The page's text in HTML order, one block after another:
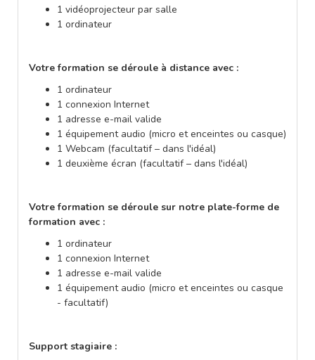
1 vidéoprojecteur par salle
1 ordinateur
Votre formation se déroule à distance avec :
1 ordinateur
1 connexion Internet
1 adresse e-mail valide
1 équipement audio (micro et enceintes ou casque)
1 Webcam (facultatif – dans l'idéal)
1 deuxième écran (facultatif – dans l'idéal)
Votre formation se déroule sur notre plate-forme de
formation avec :
1 ordinateur
1 connexion Internet
1 adresse e-mail valide
1 équipement audio (micro et enceintes ou casque
- facultatif)
Support stagiaire :